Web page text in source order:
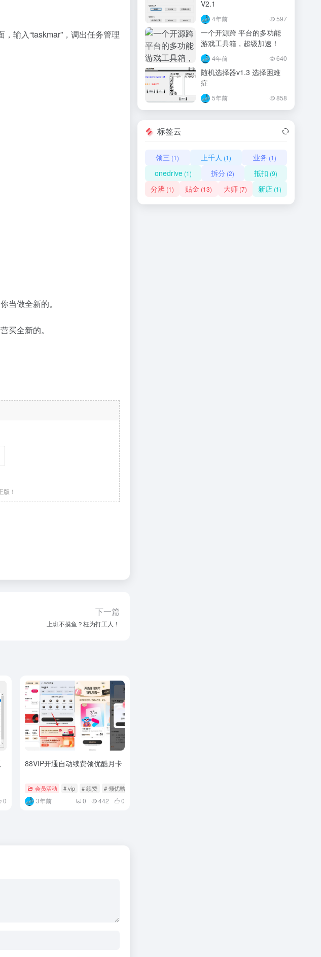
输入“taskmar”，调出任务管理
当做全新的。
买全新的。
！
下一篇
上班不摸鱼？枉为打工人！
0
88VIP开通自动续费领优酷月卡
会员活动 # vip # 续费 # 领优酷
3年前 0 442 0
V2.1
4年前 597
一个开源跨 平台的多功能
游戏工具箱，超级加速！
4年前 640
随机选择器v1.3 选择困难
症
5年前 858
标签云
领三 (1) 上千人 (1) 业务 (1)
onedrive (1) 拆分 (2) 抵扣 (9)
分辨 (1) 贴金 (13) 大师(7) 新店(1)